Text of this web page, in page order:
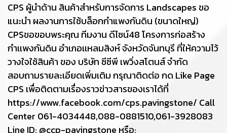
CPS ผู้นำด้าน สินค้าสำหรับการจัดการ Landscapes ขอ
แนะนำ ผลงานการใช้บล็อกกำแพงกันดิน (ขนาดใหญ่)
CPSขอขอบพระคุณ ทีมงาน ดีไซน์48 โครงการก่อสร้าง
กำเเพงกันดิน อำเภอเเหลมสิงห์ จังหวัดจันทบุรี ที่ให้ความไว้
วางใจใช้สินค้า ของ บริษัท ซีซีพี เพวิ่งสโตนส์ จำกัด
สอบถามรายละเอียดเพิ่มเติม กรุณาติดต่อ กด Like Page
CPS เพื่อติดตามเรื่องราวข่าวสารของเราได้ที่
https://www.facebook.com/cps.pavingstone/ Call
Center 061-4034448,088-0881510,061-3928083
Line ID: @ccp-pavingstone หรือ: